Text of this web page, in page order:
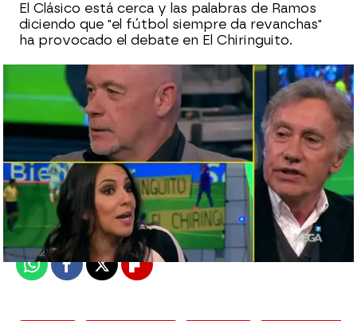
El Clásico está cerca y las palabras de Ramos
diciendo que "el fútbol siempre da revanchas"
ha provocado el debate en El Chiringuito.
mega
madrid
Publicado: 12 de febrero de 2018, 12:53
WhatsappFacebook
X Flipboard